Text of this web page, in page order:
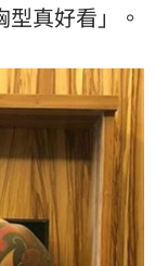
真好看」。